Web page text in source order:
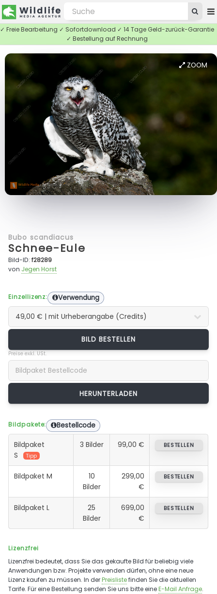
✓ Freie Bearbeitung ✓ Sofortdownload ✓ 14 Tage Geld-zurück-Garantie
✓ Bestellung auf Rechnung
ZOOM
Bubo scandiacus
Schnee-Eule
Bild-ID:f28289
von Jegen Horst
Einzellizenz: Verwendung
BILD BESTELLEN
Preise exkl. USt.
Bildpakete: Bestellcode
Bildpaket
S
Tipp
3 Bilder 99,00 € BESTELLEN
Bildpaket M
10
Bilder
299,00
€
BESTELLEN
Bildpaket L
25
Bilder
699,00
€
BESTELLEN
Lizenzfrei
Lizenzfrei bedeutet, dass Sie das gekaufte Bild für beliebig viele
Anwendungen bzw. Projekte verwenden dürfen, ohne eine neue
Lizenz kaufen zu müssen. In derPreislistefinden Sie die aktuellen
Tarife. Für eine Bestellung senden Sie uns bitte eineE-Mail Anfrage.